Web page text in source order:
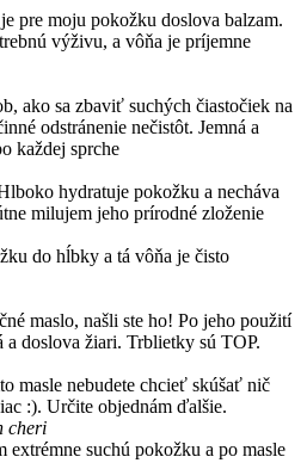
pre moju pokožku doslova balzam.
výživu, a vôňa je príjemne
ako sa zbaviť suchých čiastočiek na
odstránenie nečistôt. Jemná a
každej sprche
hydratuje pokožku a necháva
milujem jeho prírodné zloženie
do hĺbky a tá vôňa je čisto
maslo, našli ste ho! Po jeho použití
doslova žiari. Trblietky sú TOP.
masle nebudete chcieť skúšať nič
:). Určite objednám ďalšie.
cheri
extrémne suchú pokožku a po masle